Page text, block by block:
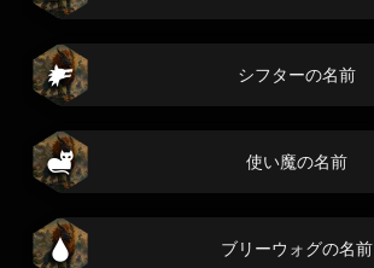
シフターの名前
使い魔の名前
ブリーウォグの名前